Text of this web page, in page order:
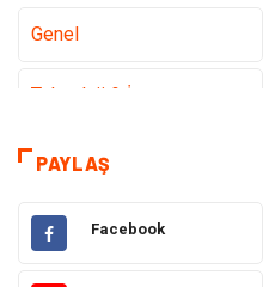
Genel
Teknoloji & İnternet
Hizmet
Hukuk
Otomotiv
PAYLAŞ
Facebook